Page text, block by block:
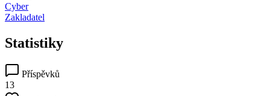
Cyber
Zakladatel
Statistiky
Příspěvků
13